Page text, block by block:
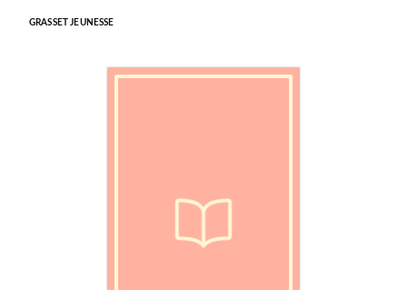
GRASSET JEUNESSE